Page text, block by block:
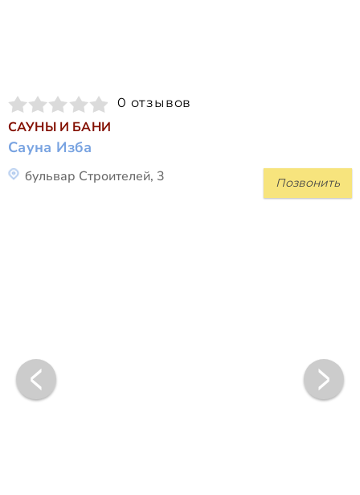
0 отзывов
САУНЫ И БАНИ
Сауна Изба
Позвонить
бульвар Строителей, 3